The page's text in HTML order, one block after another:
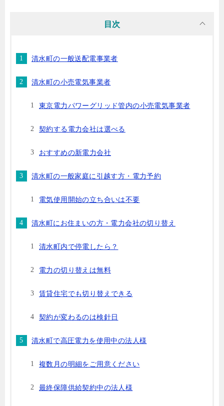
目次
清水町の一般送配電事業者
清水町の小売電気事業者
東京電力パワーグリッド管内の小売電気事業者
契約する電力会社は選べる
おすすめの新電力会社
清水町の一般家庭に引越す方・電力予約
電気使用開始の立ち合いは不要
清水町にお住まいの方・電力会社の切り替え
清水町内で停電したら？
電力の切り替えは無料
賃貸住宅でも切り替えできる
契約が変わるのは検針日
清水町で高圧電力を使用中の法人様
複数月の明細をご用意ください
最終保障供給契約中の法人様